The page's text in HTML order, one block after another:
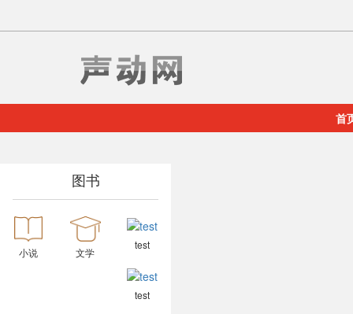
首
图书
小说 文学
test
test